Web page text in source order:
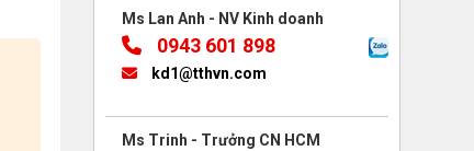
Ms Lan Anh - NV Kinh doanh
0943 601 898
kd1@tthvn.com
Ms Trinh - Trưởng CN HCM